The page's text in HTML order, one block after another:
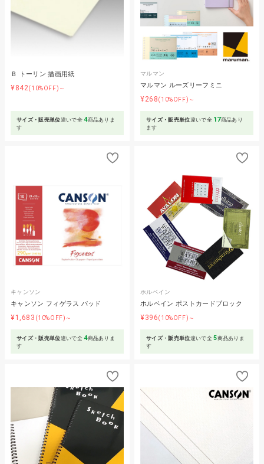
Ｂ トーリン 描画用紙
¥842(10%OFF)～
サイズ・販売単位違いで全4商品ありま
す
マルマン
マルマン ルーズリーフミニ
¥268(10%OFF)～
サイズ・販売単位違いで全 17商品あり
ます
キャンソン
キャンソン フィゲラス パッド
¥1,683 (10%OFF)～
サイズ・販売単位違いで全4商品ありま
す
ホルベイン
ホルベイン ポストカードブロック
¥396(10%OFF)～
サイズ・販売単位違いで全5商品ありま
す